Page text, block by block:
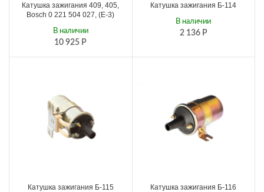
Катушка зажигания 409, 405,
Bosch 0 221 504 027, (Е-3)
10 925 Р
В наличии
Катушка зажигания Б-114
2 136 Р
В наличии
Катушка зажигания Б-115
Катушка зажигания Б-116